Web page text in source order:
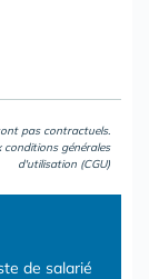
pas contractuels.
conditions générales
d'utilisation (CGU)
de salarié